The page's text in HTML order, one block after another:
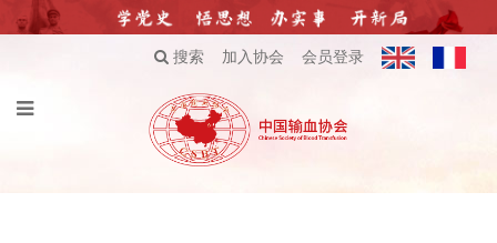
搜索 加入协会 会员登录